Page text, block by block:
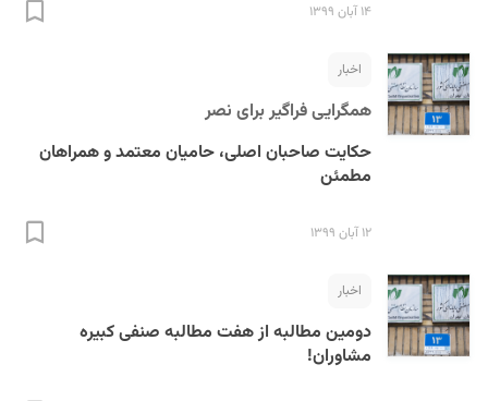
۱۴ آبان ۱۳۹۹
اخبار
همگرایی فراگیر برای نصر
حکایت صاحبان اصلی، حامیان معتمد و همراهان
مطمئن
۱۲ آبان ۱۳۹۹
اخبار
دومین مطالبه از هفت مطالبه صنفی کبیره
مشاوران!